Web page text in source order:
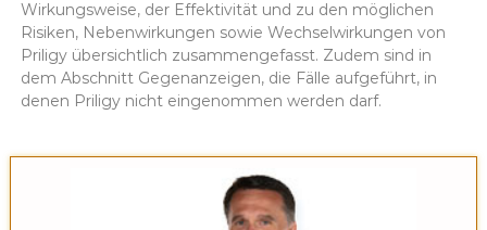
Wirkungsweise, der Effektivität und zu den möglichen
Risiken, Nebenwirkungen sowie Wechselwirkungen von
Priligy übersichtlich zusammengefasst. Zudem sind in
dem Abschnitt Gegenanzeigen, die Fälle aufgeführt, in
denen Priligy nicht eingenommen werden darf.